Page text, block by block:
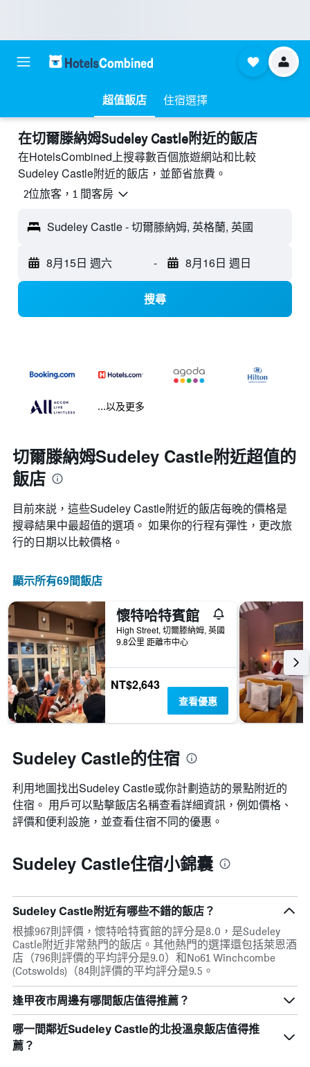
超值飯店 住宿選擇
​在切爾滕納姆Sudeley Castle附近​的飯店
在HotelsCombined上搜尋數百個旅遊網站和比較
Sudeley Castle附近的飯店，並節省旅費。
2位旅客，1 間客房
Sudeley Castle - 切爾滕納姆, 英格蘭, 英國
8月15日 週六 - 8月16日 週日
搜尋
...以及更多
切爾滕納姆Sudeley Castle附近超值的
飯店
目前來説，這些Sudeley Castle​附近的​飯店每晚的價格是
搜尋結果中最超值的選項。 如果你的行程有彈性，更改旅
行的日期以比較價格。
顯示所有69間飯店
懷特哈特賓館
High Street, 切爾滕納姆, 英國
9.8公里 距離市中心
NT$2,643
查看優惠
Sudeley Castle的住宿
利用地圖找出Sudeley Castle​​或你計劃造訪的景點附近的
住宿。 用戶可以點擊飯店名稱查看詳細資訊，例如價格、
評價和便利設施，並查看住宿不同的優惠。
Sudeley Castle住宿小錦囊
Sudeley Castle附近有哪些不錯的飯店？
根據967則評價，懷特哈特賓館的評分是8.0，是Sudeley
Castle附近非常熱門的飯店。其他熱門的選擇還包括萊恩酒
店（796則評價的平均評分是9.0）和No61 Winchcombe
(Cotswolds)（84則評價的平均評分是9.5。
逢甲夜市周邊有哪間飯店值得推薦？
哪一間鄰近Sudeley Castle的北投溫泉飯店值得推
薦？